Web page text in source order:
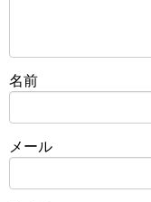
名前
メール